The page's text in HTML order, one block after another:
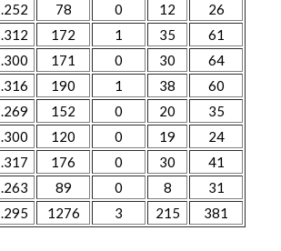
.252 78 0 12
26
.312 172 1 35
61
.300 171 0 30
64
.316 190 1 38
60
.269 152 0 20
35
.300 120 0 19
24
.317 176 0 30
41
.263 89 0 8
31
.295 1276 3 215 381